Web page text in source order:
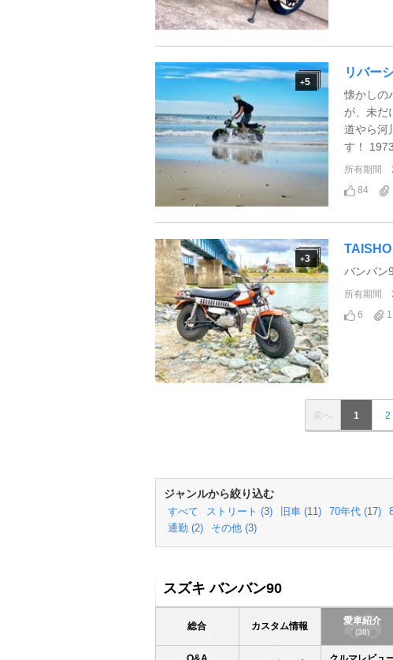
+5
リバー
懐かしの
が、未だ
道やら河
す！
所有期間
84
+3
TAISHO
バンバン
所有期間
6
1
前へ 1 2
ジャンルから絞り込む
すべて ストリート (3) 旧車 (11 ) 70年代 (17)
通勤 (2) その他 (3)
スズキ バンバン90
総合 カスタム情報
愛車紹介
(38)